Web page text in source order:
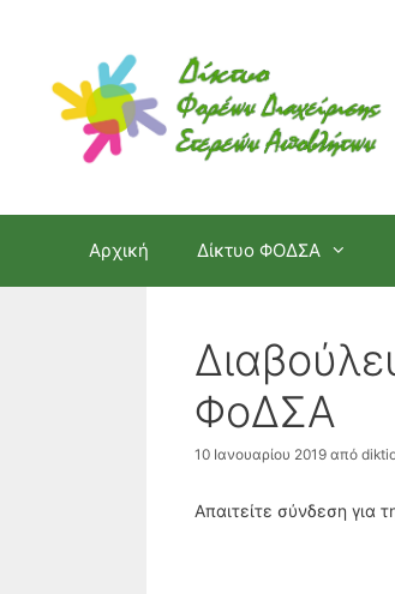
περιεχόμενο
Αρχική Δίκτυο ΦΟΔΣΑ
ΦοΔΣΑ
10 Ιανουαρίου 2019 από
Απαιτείτε σύνδεση για